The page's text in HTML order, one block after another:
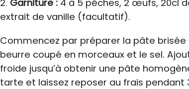
Garniture : 4 à 5 pêches, 2 œufs, 20cl
extrait de vanille (facultatif).
Commencez par préparer la pâte
beurre coupé en morceaux et le sel.
froide jusqu’à obtenir une pâte
tarte et laissez reposer au frais pendant